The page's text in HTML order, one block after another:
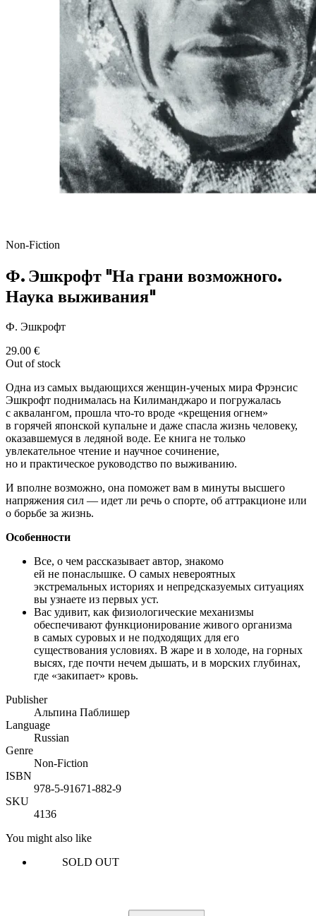
Non-Fiction
Ф. Эшкрофт "На грани возможного.
Наука выживания"
Ф. Эшкрофт
29.00 €
Out of stock
Одна из самых выдающихся женщин-ученых мира Фрэнсис
Эшкрофт поднималась на Килиманджаро и погружалась
с аквалангом, прошла что-то вроде «крещения огнем»
в горячей японской купальне и даже спасла жизнь человеку,
оказавшемуся в ледяной воде. Ее книга не только
увлекательное чтение и научное сочинение,
но и практическое руководство по выживанию.
И вполне возможно, она поможет вам в минуты высшего
напряжения сил — идет ли речь о спорте, об аттракционе или
о борьбе за жизнь.
Особенности
Все, о чем рассказывает автор, знакомо
ей не понаслышке. О самых невероятных
экстремальных историях и непредсказуемых ситуациях
вы узнаете из первых уст.
Вас удивит, как физиологические механизмы
обеспечивают функционирование живого организма
в самых суровых и не подходящих для его
существования условиях. В жаре и в холоде, на горных
высях, где почти нечем дышать, и в морских глубинах,
где «закипает» кровь.
Publisher
Альпина Паблишер
Language
Russian
Genre
Non-Fiction
ISBN
978-5-91671-882-9
SKU
4136
You might also like
SOLD OUT